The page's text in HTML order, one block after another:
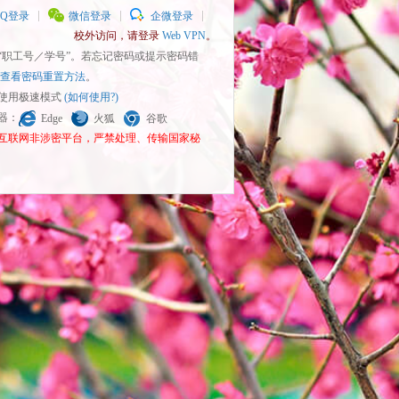
登录 微信登录
企微登录
校外访问，请登录 Web VPN。
工号／学号”。若忘记密码或提示密码错
看密码重置方法。
用极速模式 (如何使用?)
：
Edge 火狐
谷歌
联网非涉密平台，严禁处理、传输国家秘